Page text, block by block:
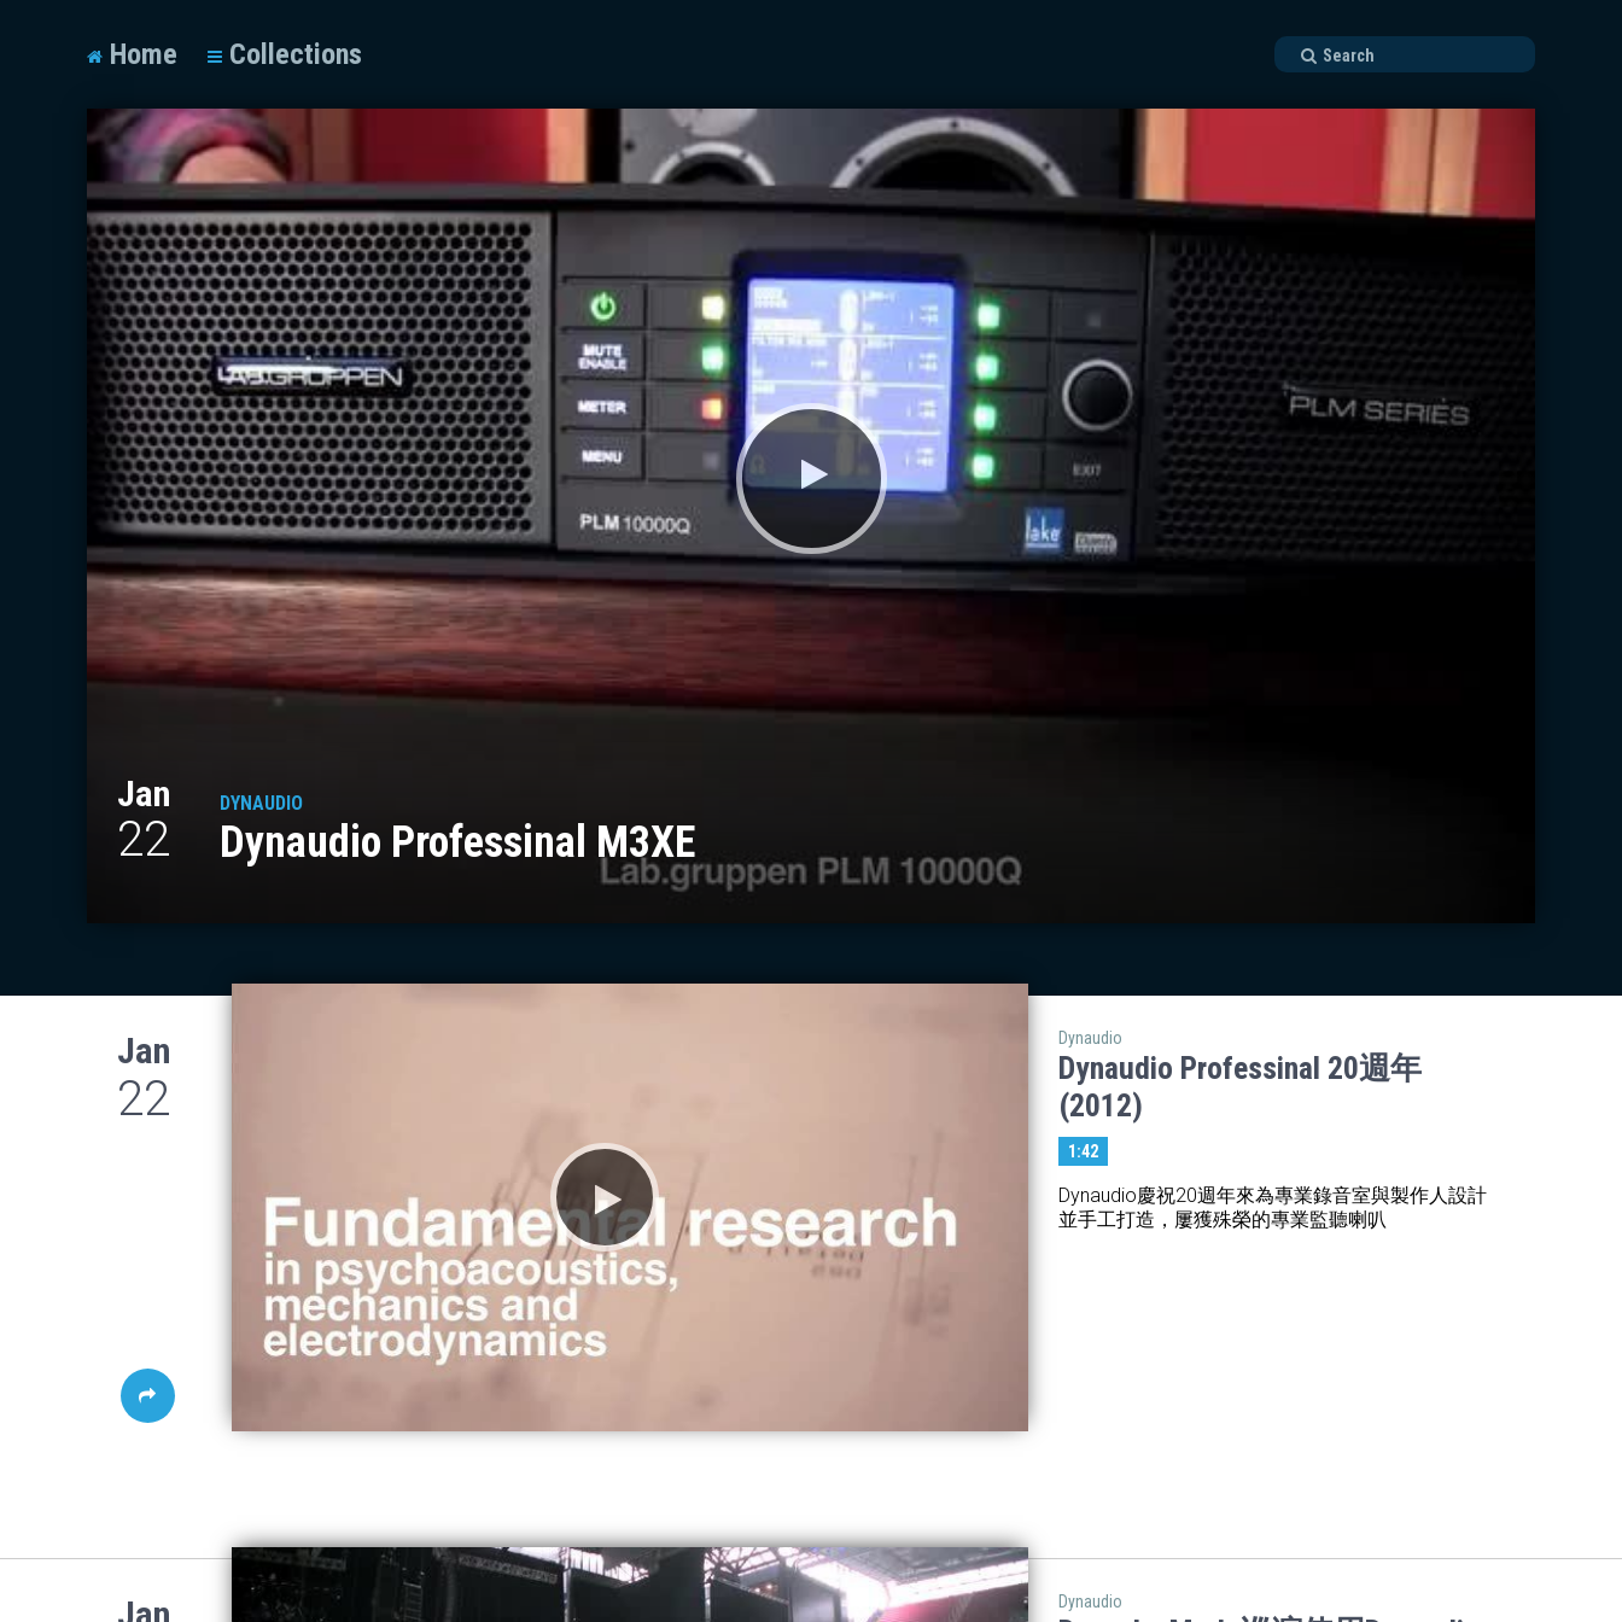
Home Collections
Jan
22
DYNAUDIO
Dynaudio Professinal M3XE
Jan
22
Dynaudio
Dynaudio Professinal 20週年
(2012)
1:42
Dynaudio慶祝20週年來為專業錄音室與製作人設計
並手工打造，屢獲殊榮的專業監聽喇叭
Dynaudio